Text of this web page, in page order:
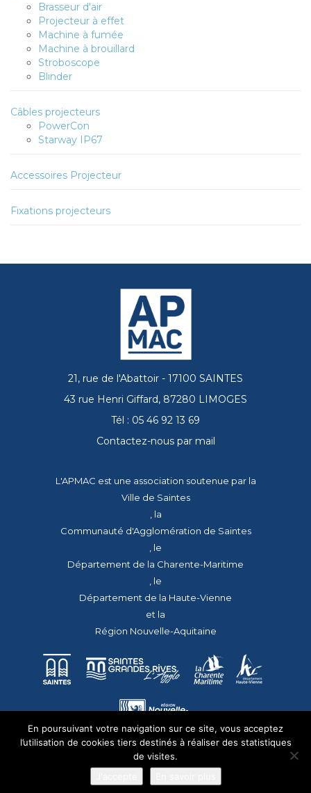
Brasseur d'air
Projecteur à effet
Machine à fumée
Machine à brouillard
Stroboscope
Blinder
Câbles projecteurs
PowerCon
Starway IP67
Accessoires Projecteur
Fixations projecteurs
21, rue de l'Abattoir - 17100 SAINTES
43 rue Henri Giffard, 87280 LIMOGES
Tél : 05 46 92 13 69
Contactez-nous par mail
L'APMAC est une association soutenue par la
Ville de Saintes
, la
Communauté d'Agglomération de Saintes
, le
Département de la Charente-Maritime
, le
Département de la Haute-Vienne
et la
Région Nouvelle-Aquitaine
© 2026 - Tous droits réservés - apmac.fr - réalisation :
En poursuivant votre navigation sur ce site, vous acceptez
l’utilisation de cookies tiers destinés à réaliser des statistiques
de visites.